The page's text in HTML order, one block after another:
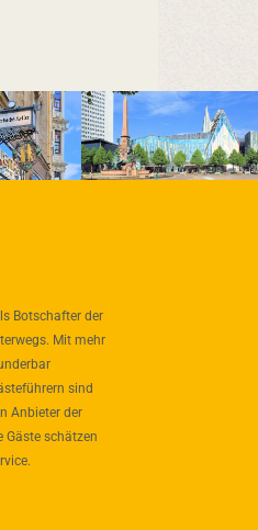
Botschafter der
Mit mehr
sind
Anbieter der
Gäste schätzen